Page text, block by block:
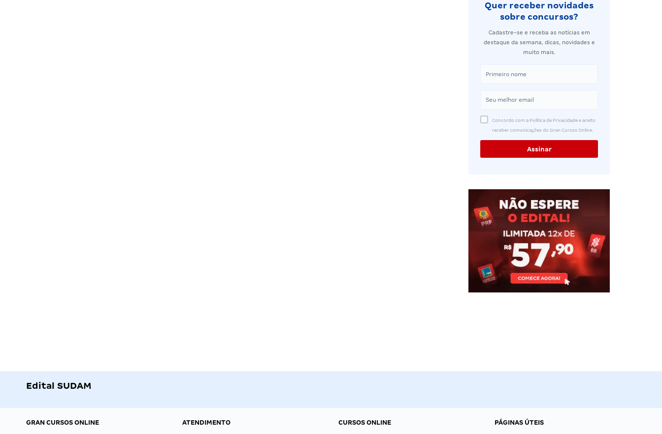
Quer receber novidades
sobre concursos?
Cadastre-se e receba as notícias em
destaque da semana, dicas, novidades e
muito mais.
Concordo com a Política de Privacidade e aceito
receber comunicações do Gran Cursos Online.
Edital SUDAM
GRAN CURSOS ONLINE
ATENDIMENTO
CURSOS ONLINE
PÁGINAS ÚTEIS